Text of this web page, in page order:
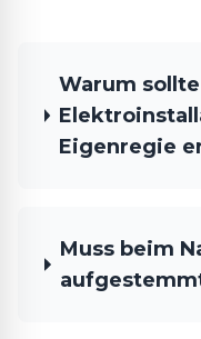
Warum
Eigenregie
Muss beim